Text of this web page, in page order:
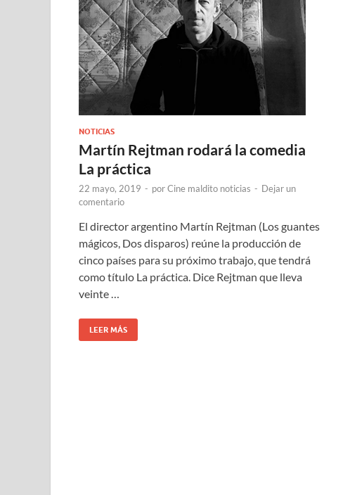
NOTICIAS
Martín Rejtman rodará la comedia
La práctica
22 mayo, 2019 - porCine maldito noticias - Dejar un
comentario
El director argentino Martín Rejtman (Los guantes
mágicos, Dos disparos) reúne la producción de
cinco países para su próximo trabajo, que tendrá
como título La práctica. Dice Rejtman que lleva
veinte …
LEER MÁS